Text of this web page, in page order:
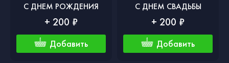
С ДНЕМ РОЖДЕНИЯ
+ 200 ₽
Добавить
С ДНЕМ СВАДЬБЫ
+ 200 ₽
Добавить